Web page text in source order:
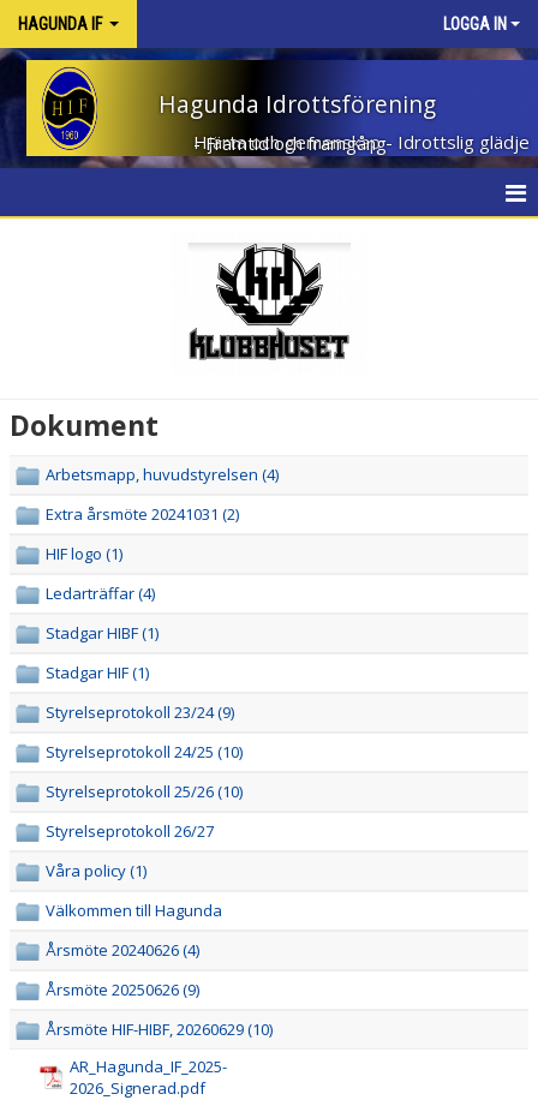
HAGUNDA IF LOGGA IN
Hagunda Idrottsförening
Hjärta och gemenskap - Idrottslig glädje - Framtid och framgång
DOKUMENT
STÖDMEDLEM
SUPPORTERLOTTERIET
Dokument
Arbetsmapp, huvudstyrelsen (4)
Extra årsmöte 20241031 (2)
HIF logo (1)
Ledarträffar (4)
Stadgar HIBF (1)
Stadgar HIF (1)
Styrelseprotokoll 23/24 (9)
Styrelseprotokoll 24/25 (10)
Styrelseprotokoll 25/26 (10)
Styrelseprotokoll 26/27
Våra policy (1)
Välkommen till Hagunda
Årsmöte 20240626 (4)
Årsmöte 20250626 (9)
Årsmöte HIF-HIBF, 20260629 (10)
AR_Hagunda_IF_2025-
2026_Signerad.pdf